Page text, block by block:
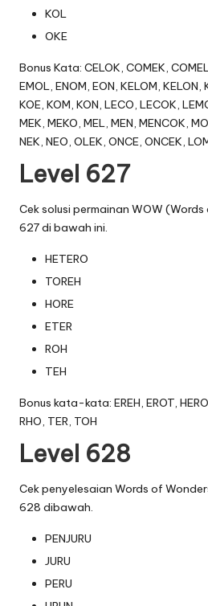
KOL
OKE
Bonus Kata: CELOK, COMEK,
EMOL, ENOM, EON, KELOM, KELON,
KOE, KOM, KON, LECO, LECOK,
MEK, MEKO, MEL, MEN, MENCOK,
NEK, NEO, OLEK, ONCE, ONCEK,
Level 627
Cek solusi permainan WOW
627 di bawah ini.
HETERO
TOREH
HORE
ETER
ROH
TEH
Bonus kata-kata: EREH, EROT,
RHO, TER, TOH
Level 628
Cek penyelesaian Words of
628 dibawah.
PENJURU
JURU
PERU